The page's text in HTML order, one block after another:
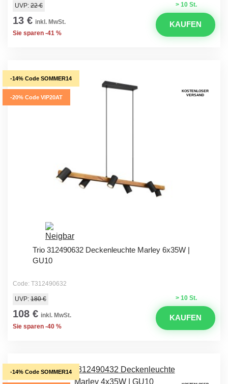
> 10 St.
UVP: 22 €
13 € inkl. MwSt.
Sie sparen -41 %
KAUFEN
-14% Code SOMMER14
-20% Code VIP20AT
KOSTENLOSER
VERSAND
Trio 312490632 Deckenleuchte Marley 6x35W |
GU10
Code: T312490632
> 10 St.
UVP: 180 €
108 € inkl. MwSt.
Sie sparen -40 %
KAUFEN
-14% Code SOMMER14